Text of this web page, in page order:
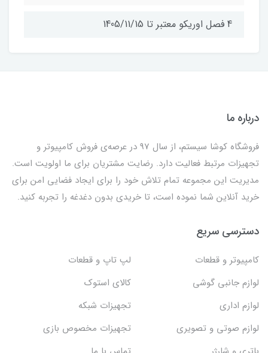
4 فصل اوریکو معتبر تا 1405/11/15
درباره ما
فروشگاه کوشا سیستم، از سال 97 در عرصه‌ی فروش کامپیوتر و
تجهیزات مرتبط فعالیت دارد. رضایت مشتریان برای ما اولویت است.
مدیریت این مجموعه تمام تلاش خود را برای ایجاد فضایی امن برای
خرید آنلاین شما نموده است، تا خریدی بدون دغدغه را تجربه کنید.
دسترسی سریع
کامپیوتر و قطعات
لپ تاپ و قطعات
لوازم جانبی گوشی
کالای استوک
لوازم اداری
تجهیزات شبکه
لوازم صوتی و تصویری
تجهیزات مخصوص بازی